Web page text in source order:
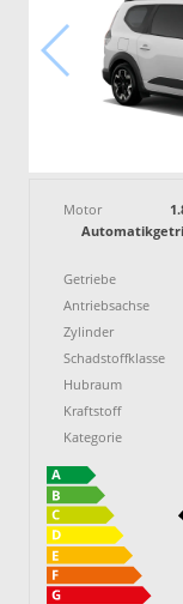
Motor
Getriebe
Antriebsachse
Zylinder
Schadstoffklasse
Hubraum
Kraftstoff
Kategorie